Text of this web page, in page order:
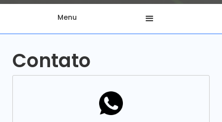
Menu
Contato